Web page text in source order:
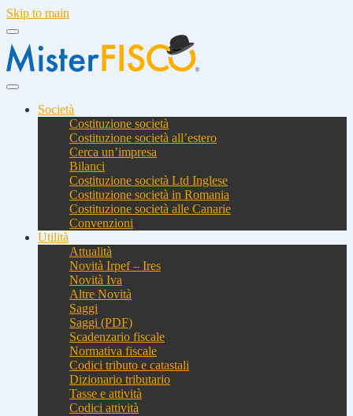
Skip to main
Società
Costituzione società
Costituzione società all’estero
Cerca un’impresa
Bilanci
Costituzione società Ltd Inglese
Costituzione società in Romania
Costituzione società alle Canarie
Convenzioni
Utilità
Attualità
Novità Irpef – Ires
Novità Iva
Altre Novità
Saggi
Saggi (PDF)
Scadenzario fiscale
Normativa fiscale
Codici tributo e catastali
Dizionario tributario
Tasse e attività
Codici attività